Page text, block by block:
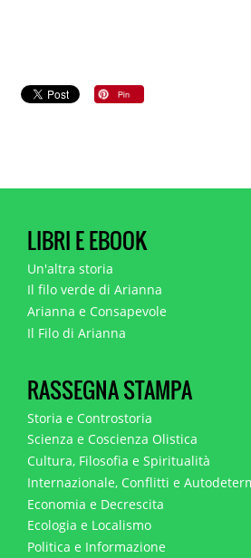
LIBRI E EBOOK
Un'altra storia
Il filo verde di Arianna
Arianna e Consapevole
Il Filo di Arianna
RASSEGNA STAMPA
Storia e Controstoria
Scienza e Coscienza Olistica
Cultura, Filosofia e Spiritualità
Internazionale, Conflitti e
Economia e Decrescita
Ecologia e Localismo
Politica e Informazione